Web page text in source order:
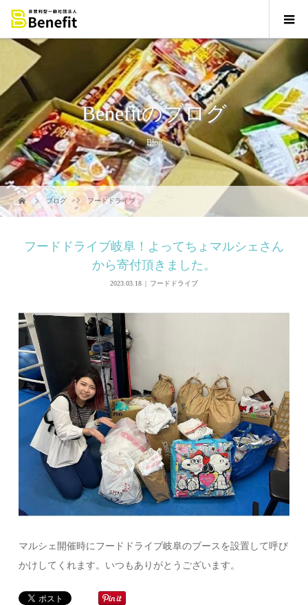
Benefitのブログ
Blog
ブログ フードドライブ
フードドライブ岐阜！よってちょマルシェさん
から寄付頂きました。
2023.03.18 フードドライブ
マルシェ開催時にフードドライブ岐阜のブースを設置して呼び
かけしてくれます。いつもありがとうございます。